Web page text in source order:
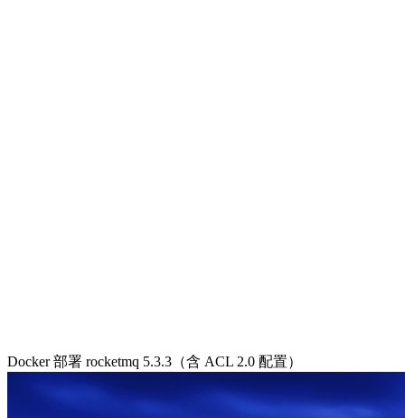
Docker 部署 rocketmq 5.3.3（含 ACL 2.0 配置）